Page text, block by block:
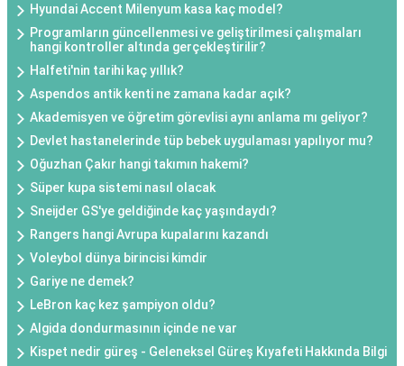
Hyundai Accent Milenyum kasa kaç model?
Programların güncellenmesi ve geliştirilmesi çalışmaları
hangi kontroller altında gerçekleştirilir?
Halfeti'nin tarihi kaç yıllık?
Aspendos antik kenti ne zamana kadar açık?
Akademisyen ve öğretim görevlisi aynı anlama mı geliyor?
Devlet hastanelerinde tüp bebek uygulaması yapılıyor mu?
Oğuzhan Çakır hangi takımın hakemi?
Süper kupa sistemi nasıl olacak
Sneijder GS'ye geldiğinde kaç yaşındaydı?
Rangers hangi Avrupa kupalarını kazandı
Voleybol dünya birincisi kimdir
Gariye ne demek?
LeBron kaç kez şampiyon oldu?
Algida dondurmasının içinde ne var
Kispet nedir güreş - Geleneksel Güreş Kıyafeti Hakkında Bilgi